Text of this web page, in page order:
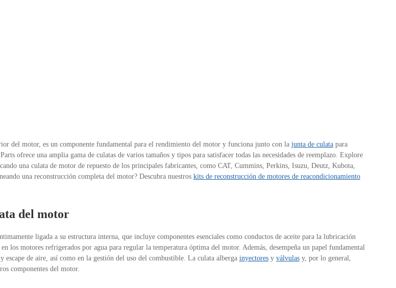
del motor, es un componente fundamental para el rendimiento del motor y funciona junto con la junta de culatapara
ofrece una amplia gama de culatas de varios tamaños y tipos para satisfacer todas las necesidades de reemplazo. Explore
una culata de motor de repuesto de los principales fabricantes, como CAT, Cummins, Perkins, Isuzu, Deutz, Kubota,
una reconstrucción completa del motor? Descubra nuestros kits de reconstrucción de motores de reacondicionamiento
del motor
ligada a su estructura interna, que incluye componentes esenciales como conductos de aceite para la lubricación
los motores refrigerados por agua para regular la temperatura óptima del motor. Además, desempeña un papel fundamental
de aire, así como en la gestión del uso del combustible. La culata alberga inyectoresy válvulasy, por lo general,
componentes del motor.